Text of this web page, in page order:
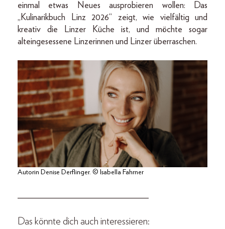
einmal etwas Neues ausprobieren wollen: Das
„Kulinarikbuch Linz 2026“ zeigt, wie vielfältig und
kreativ die Linzer Küche ist, und möchte sogar
alteingesessene Linzerinnen und Linzer überraschen.
Autorin Denise Derflinger. © Isabella Fahrner
Das könnte dich auch interessieren: